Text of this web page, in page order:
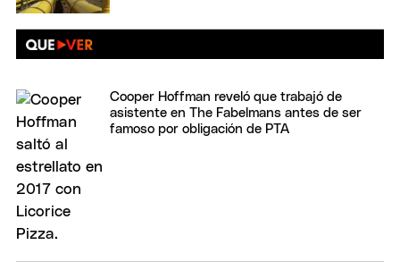
Cooper Hoffman reveló que trabajó de
asistente en The Fabelmans antes de ser
famoso por obligación de PTA